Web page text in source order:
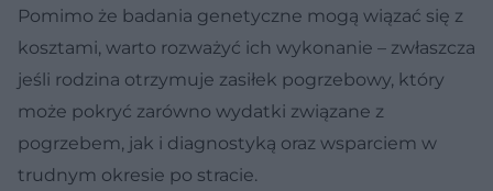
Pomimo że badania genetyczne mogą wiązać się z
kosztami, warto rozważyć ich wykonanie – zwłaszcza
jeśli rodzina otrzymuje zasiłek pogrzebowy, który
może pokryć zarówno wydatki związane z
pogrzebem, jak i diagnostyką oraz wsparciem w
trudnym okresie po stracie.